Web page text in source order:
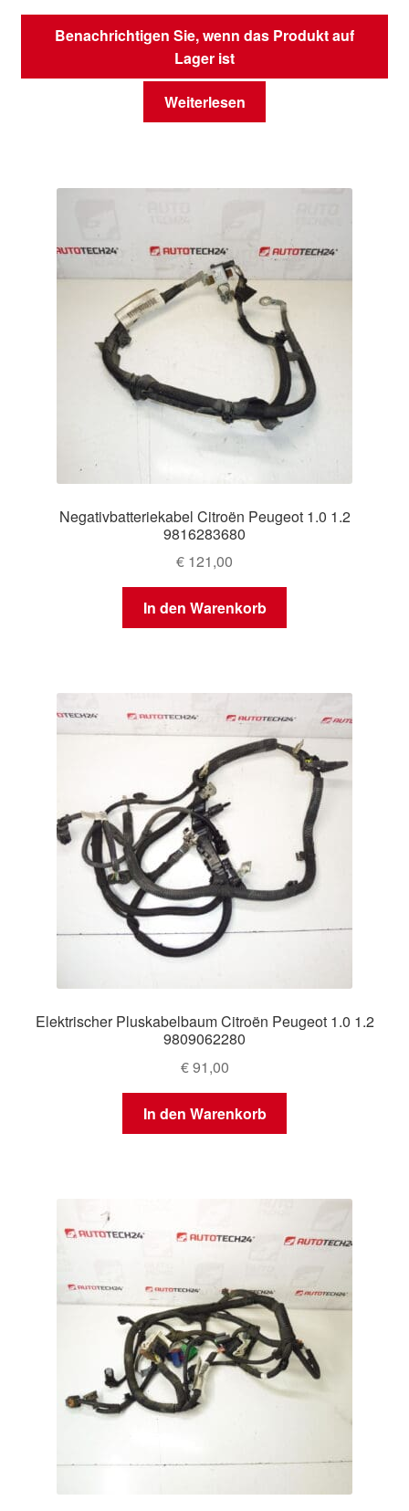
Benachrichtigen Sie, wenn das Produkt auf
Lager ist
Weiterlesen
Negativbatteriekabel Citroën Peugeot 1.0 1.2
9816283680
€ 121,00
In den Warenkorb
Elektrischer Pluskabelbaum Citroën Peugeot 1.0 1.2
9809062280
€91,00
In den Warenkorb